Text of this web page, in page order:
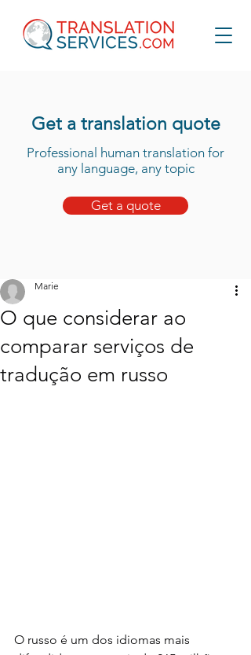
Get a translation quote
Professional human translation for
any language, any topic
Get a quote
O que considerar ao
comparar serviços de
tradução em russo
Marie
O russo é um dos idiomas mais